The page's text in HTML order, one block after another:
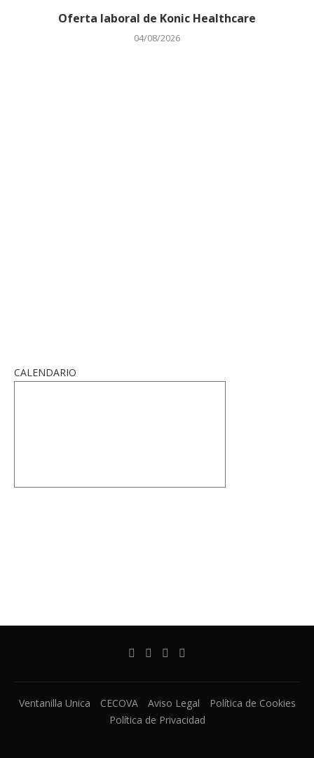
Oferta laboral de Konic Healthcare
04/08/2026
CALENDARIO
Ventanilla Unica CECOVA Aviso Legal
Política de Cookies
Política de Privacidad